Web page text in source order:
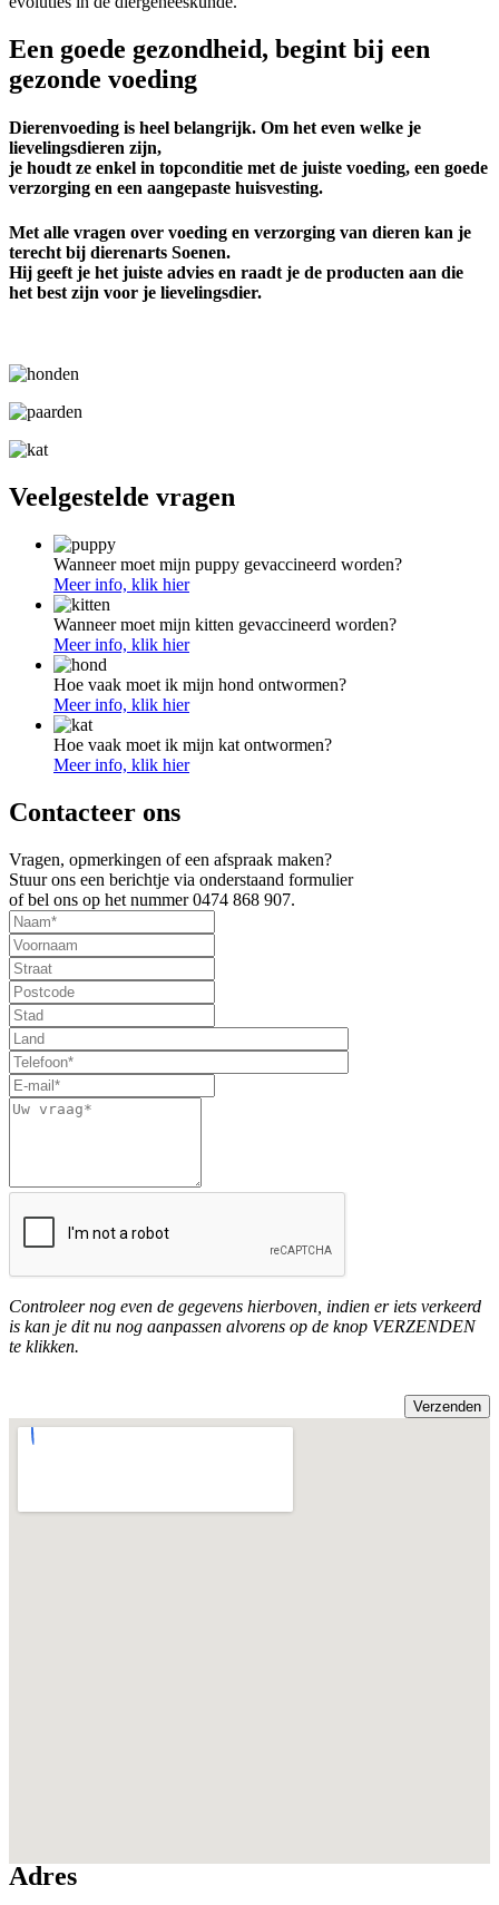
Een goede gezondheid, begint bij een
gezonde voeding
Dierenvoeding is heel belangrijk. Om het even welke je
lievelingsdieren zijn,
je houdt ze enkel in topconditie met de juiste voeding, een goede
verzorging en een aangepaste huisvesting.
Met alle vragen over voeding en verzorging van dieren kan je
terecht bij dierenarts Soenen.
Hij geeft je het juiste advies en raadt je de producten aan die
het best zijn voor je lievelingsdier.
Veelgestelde vragen
Wanneer moet mijn puppy gevaccineerd worden?
Meer info, klik hier
Wanneer moet mijn kitten gevaccineerd worden?
Meer info, klik hier
Hoe vaak moet ik mijn hond ontwormen?
Meer info, klik hier
Hoe vaak moet ik mijn kat ontwormen?
Meer info, klik hier
Contacteer ons
Vragen, opmerkingen of een afspraak maken?
Stuur ons een berichtje via onderstaand formulier
of bel ons op het nummer 0474 868 907.
Controleer nog even de gegevens hierboven, indien er iets verkeerd
is kan je dit nu nog aanpassen alvorens op de knop VERZENDEN
te klikken.
Adres